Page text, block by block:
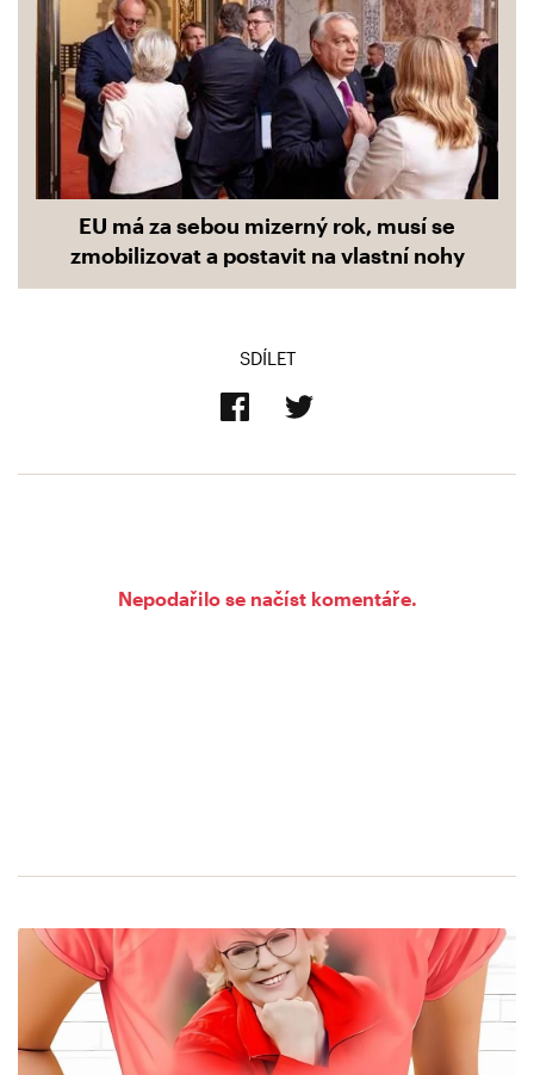
EU má za sebou mizerný rok, musí se
zmobilizovat a postavit na vlastní nohy
SDÍLET
Nepodařilo se načíst komentáře.